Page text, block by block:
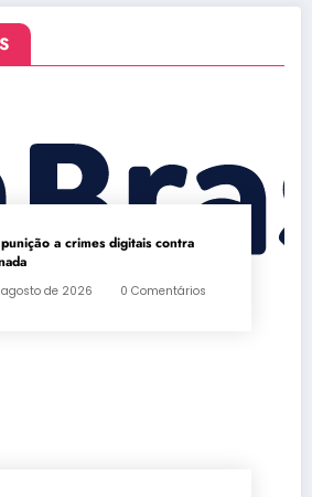
a crimes digitais contra
de 2026 0 Comentários